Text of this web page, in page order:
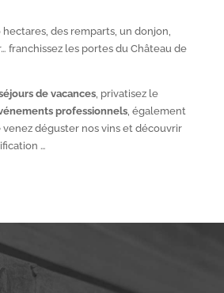
hectares, des remparts, un donjon,
franchissez les portes du Château de
de vacances, privatisez le
professionnels, également
venez déguster nos vins et découvrir
…